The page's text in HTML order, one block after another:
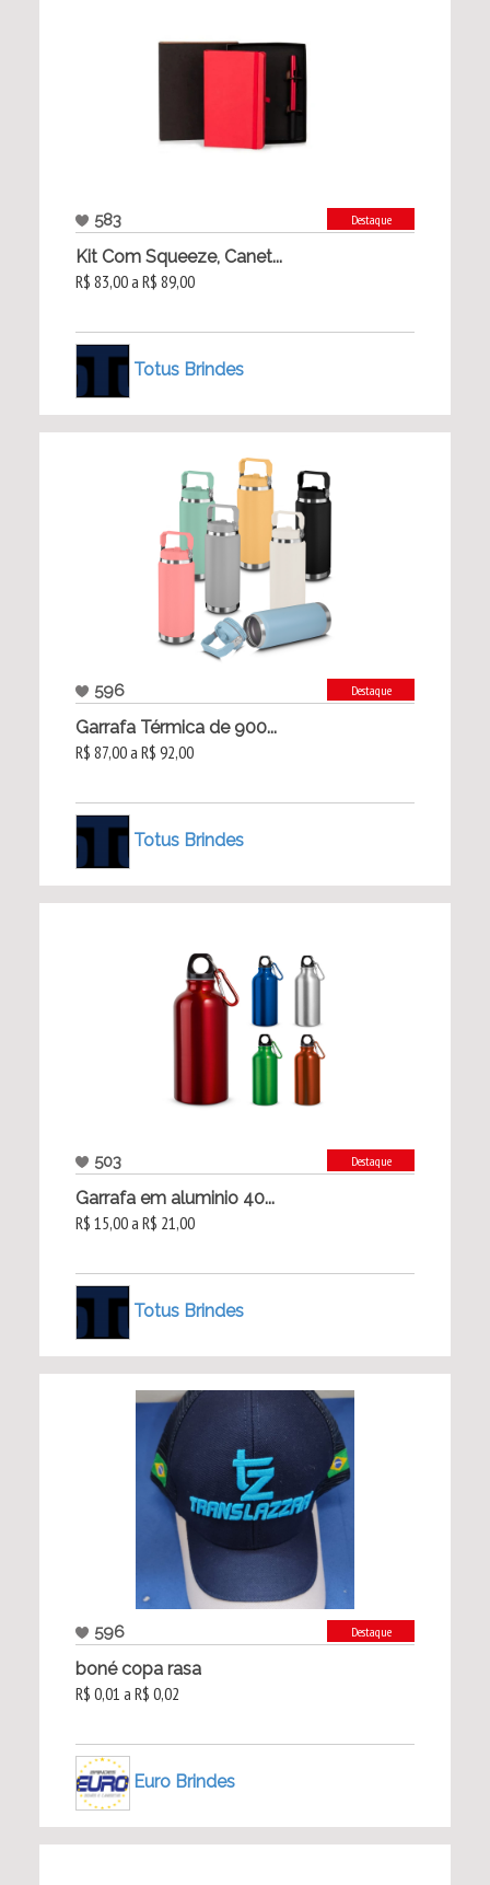
583 Destaque
Kit Com Squeeze, Canet...
R$ 83,00 a R$ 89,00
Totus Brindes
596 Destaque
Garrafa Térmica de 900...
R$ 87,00 a R$ 92,00
Totus Brindes
503 Destaque
Garrafa em aluminio 40...
R$ 15,00 a R$ 21,00
Totus Brindes
596 Destaque
boné copa rasa
R$ 0,01 a R$ 0,02
Euro Brindes